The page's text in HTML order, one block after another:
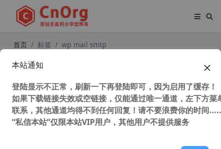
首页 标签 wp mail smtp
WP Mail SMTP Pro v3.8.2 汉化版 最
本站通知
登陆显示不正常，刷新一下再登陆即可，因为启用了缓存！
如果下载链接失效或空链接，仅能通过唯一通道，左下方菜
联系，其他通道均得不到任何回复！请不要浪费你的时间
“私信本站”仅限本站VIP用户，其他用户不提供服务